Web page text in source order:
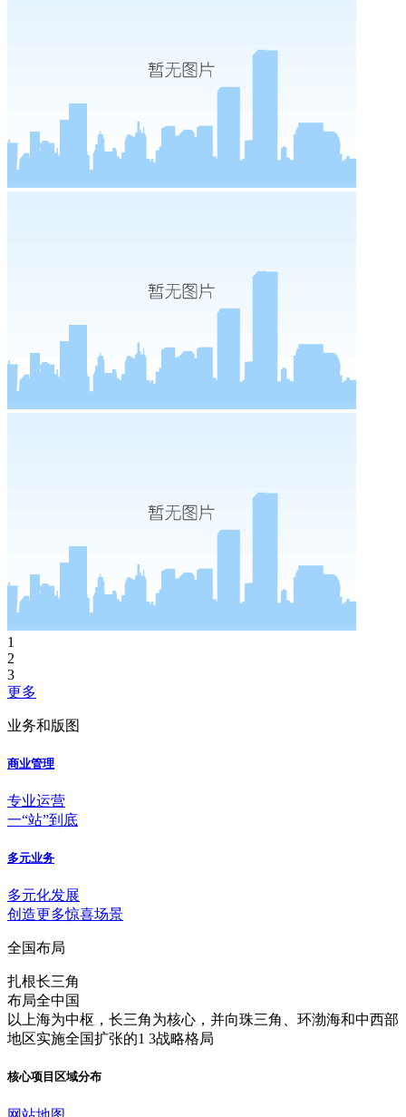
1
2
3
更多
业务和版图
商业管理
专业运营
一“站”到底
多元业务
多元化发展
创造更多惊喜场景
全国布局
扎根长三角
布局全中国
以上海为中枢，长三角为核心，并向珠三角、环渤海和中西部
地区实施全国扩张的1 3战略格局
核心项目区域分布